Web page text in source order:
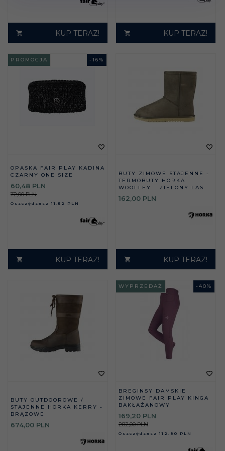
KUP TERAZ! KUP TERAZ!
- 16%
PROMOCJA
OPASKA FAIR PLAY KADINA
CZARNY ONE SIZE
60,48 PLN
72,00 PLN
Oszczędzasz 11.52 PLN
KUP TERAZ!
BUTY ZIMOWE STAJENNE -
TERMOBUTY HORKA
WOOLLEY - ZIELONY LAS
162,00 PLN
KUP TERAZ!
BUTY OUTDOOROWE /
STAJENNE HORKA KERRY -
BRĄZOWE
674,00 PLN
- 40%
WYPRZEDAŻ
BREGINSY DAMSKIE
ZIMOWE FAIR PLAY KINGA
BAKŁAŻANOWY
169,20 PLN
282,00 PLN
Oszczędzasz 112.80 PLN